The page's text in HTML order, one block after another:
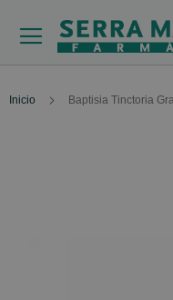
Inicio Baptisia Tinctoria